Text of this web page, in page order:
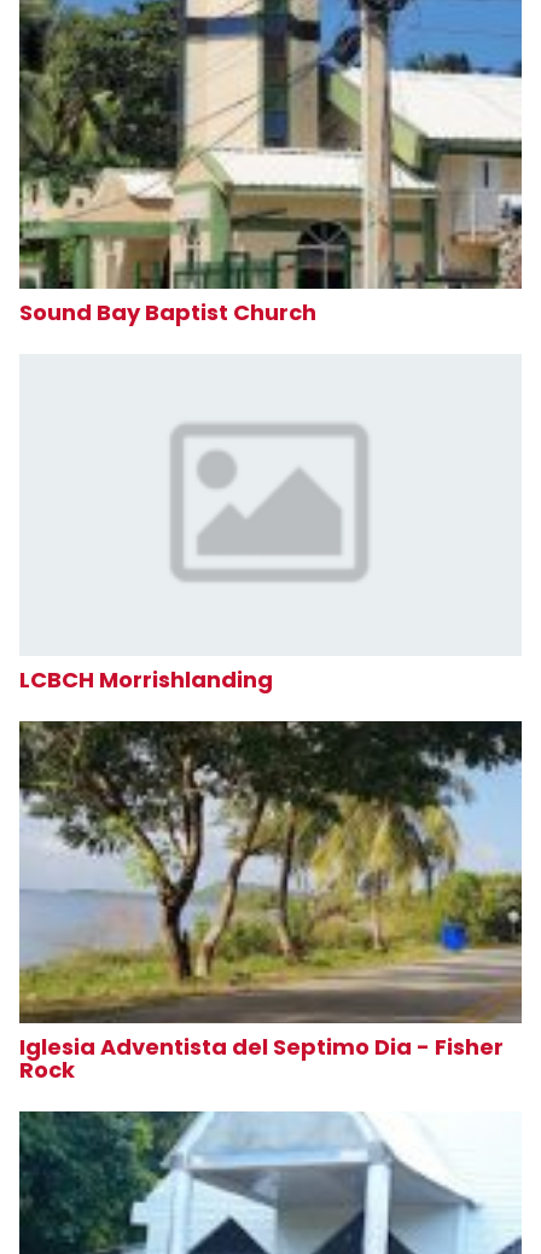
Sound Bay Baptist Church
LCBCH Morrishlanding
Iglesia Adventista del Septimo Dia - Fisher
Rock